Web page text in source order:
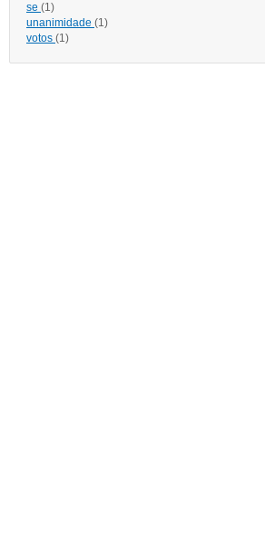
se (1)
unanimidade (1)
votos (1)